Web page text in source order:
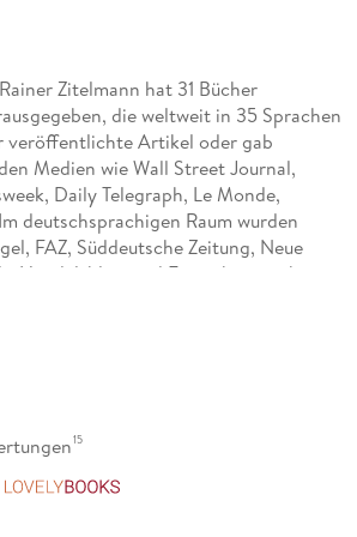
Zitelmann hat 31 Bücher
die weltweit in 35 Sprachen
veröffentlichte Artikel oder gab
Medien wie Wall Street Journal,
Daily Telegraph, Le Monde,
deutschsprachigen Raum wurden
FAZ, Süddeutsche Zeitung, Neue
Handelsblatt und Focus besprochen.
15